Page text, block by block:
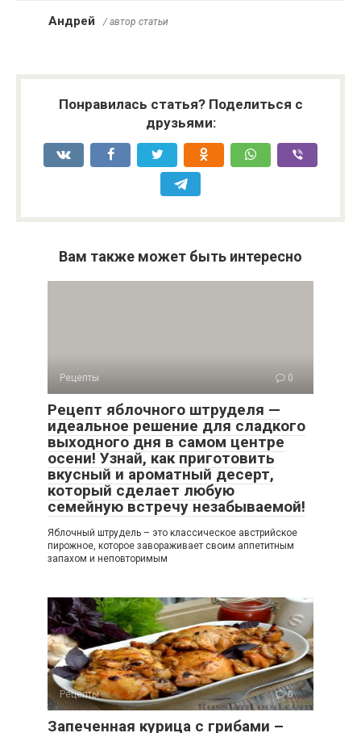
Андрей / автор статьи
Понравилась статья? Поделиться с
друзьями:
Вам также может быть интересно
Рецепты 0
Рецепт яблочного штруделя —
идеальное решение для сладкого
выходного дня в самом центре
осени! Узнай, как приготовить
вкусный и ароматный десерт,
который сделает любую
семейную встречу незабываемой!
Яблочный штрудель – это классическое австрийское
пирожное, которое завораживает своим аппетитным
запахом и неповторимым
Рецепты 0
Запеченная курица с грибами –